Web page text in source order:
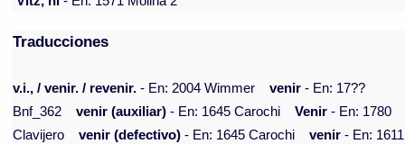
Traducciones
v.i., / venir. / revenir. - En: 2004 Wimmer venir - En: 17??
Bnf_362
venir (auxiliar) - En: 1645 Carochi Venir - En: 1780
Clavijero
venir (defectivo) - En: 1645 Carochi venir - En: 1611